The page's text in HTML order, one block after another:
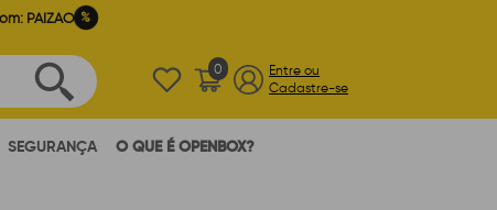
PAIZAO %
0
Entre ou
Cadastre-se
SEGURANÇA O QUE É OPENBOX?